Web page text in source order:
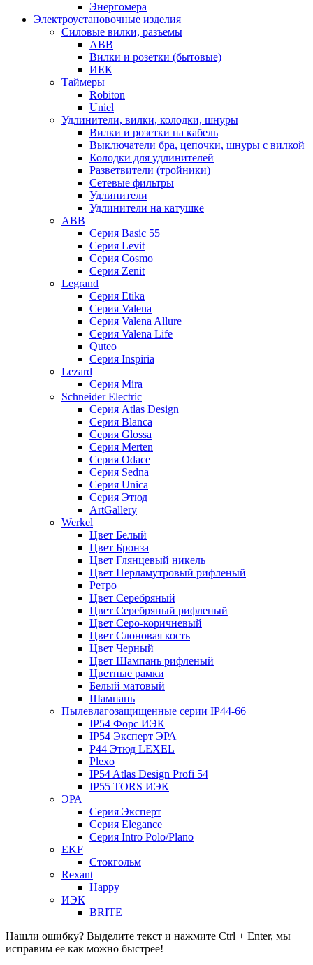
Энергомера
Электроустановочные изделия
Силовые вилки, разъемы
ABB
Вилки и розетки (бытовые)
ИЕК
Таймеры
Robiton
Uniel
Удлинители, вилки, колодки, шнуры
Вилки и розетки на кабель
Выключатели бра, цепочки, шнуры с вилкой
Колодки для удлинителей
Разветвители (тройники)
Сетевые фильтры
Удлинители
Удлинители на катушке
ABB
Серия Basic 55
Серия Levit
Серия Cosmo
Серия Zenit
Legrand
Серия Etika
Серия Valena
Серия Valena Allure
Серия Valena Life
Quteo
Серия Inspiria
Lezard
Серия Mira
Schneider Electric
Серия Atlas Design
Серия Blanca
Серия Glossa
Серия Merten
Серия Odace
Серия Sedna
Серия Unica
Серия Этюд
ArtGallery
Werkel
Цвет Белый
Цвет Бронза
Цвет Глянцевый никель
Цвет Перламутровый рифленый
Ретро
Цвет Серебряный
Цвет Серебряный рифленый
Цвет Серо-коричневый
Цвет Слоновая кость
Цвет Черный
Цвет Шампань рифленый
Цветные рамки
Белый матовый
Шампань
Пылевлагозащищенные серии IP44-66
IP54 Форс ИЭК
IP54 Эксперт ЭРА
P44 Этюд LEXEL
Plexo
IP54 Atlas Design Profi 54
IP55 TORS ИЭК
ЭРА
Серия Эксперт
Серия Elegance
Серия Intro Polo/Plano
EKF
Стокгольм
Rexant
Happy
ИЭК
BRITE
Нашли ошибку? Выделите текст и нажмите Ctrl + Enter, мы
исправим ее как можно быстрее!